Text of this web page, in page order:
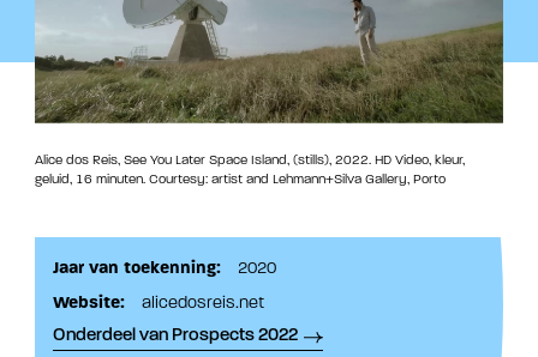
Alice dos Reis, See You Later Space Island, (stills), 2022. HD Video, kleur,
geluid, 16 minuten. Courtesy: artist and Lehmann+Silva Gallery, Porto
Jaar van toekenning:
2020
Website:
alicedosreis.net
Onderdeel van Prospects 2022